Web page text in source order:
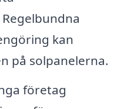
kan
på solpanelerna.
företag